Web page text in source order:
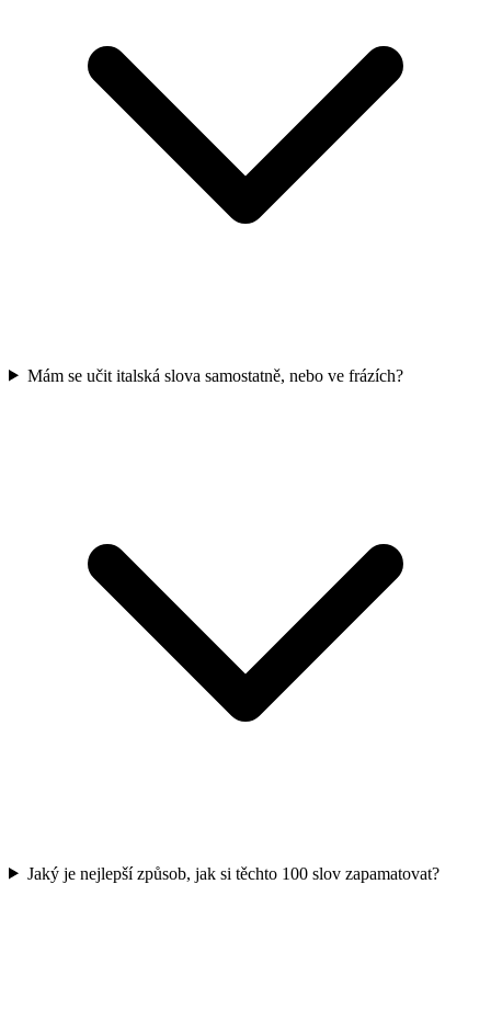
Mám se učit italská slova samostatně, nebo ve frázích?
Jaký je nejlepší způsob, jak si těchto 100 slov zapamatovat?